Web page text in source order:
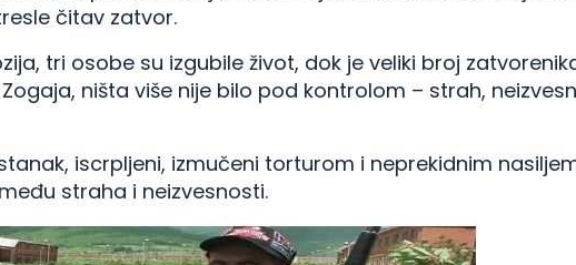
čitav zatvor.
tri osobe su izgubile život, dok je veliki broj
ništa više nije bilo pod kontrolom – strah,
iscrpljeni, izmučeni torturom i neprekidnim
straha i neizvesnosti.